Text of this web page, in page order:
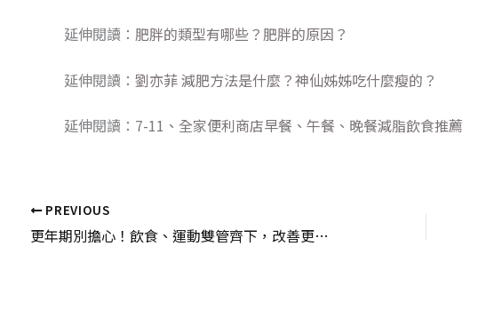
延伸閱讀： 肥胖的類型有哪些？肥胖的原因？
延伸閱讀： 劉亦菲 減肥方法是什麼？神仙姊姊吃什麼瘦的？
延伸閱讀： 7-11、全家便利商店早餐、午餐、晚餐減脂飲食推薦
PREVIOUS
更年期別擔心！飲食、運動雙管齊下，改善更年期症狀